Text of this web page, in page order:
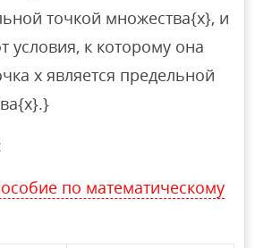
точкой множества{x}, и
условия, к которому она
x является предельной
по математическому